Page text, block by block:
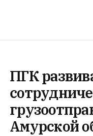
ПГК
Амурской